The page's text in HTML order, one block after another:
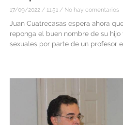
17/09/2022 11:51 No hay comentarios
Juan Cuatrecasas espera ahora
reponga el buen nombre de su
sexuales por parte de un profesor